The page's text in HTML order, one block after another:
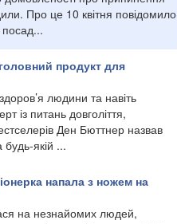
Про це 10 квітня повідомило
продукт для
людини та навіть
із питань довголіття,
Ден Бюттнер назвав
якій ...
напала з ножем на
на незнайомих людей,